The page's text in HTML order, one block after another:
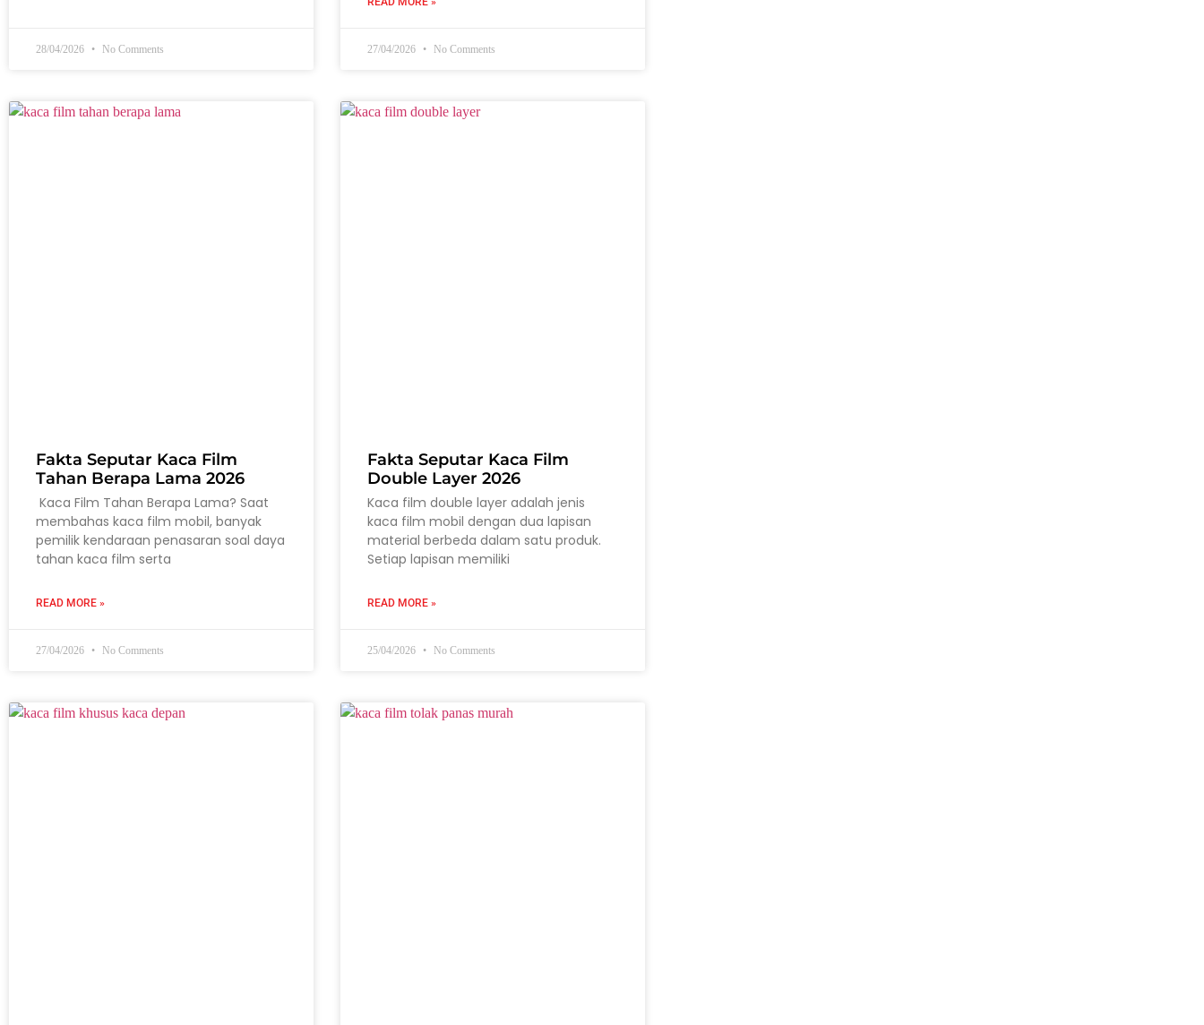
28/04/2026 No Comments 27/04/2026 No Comments
Fakta Seputar Kaca Film
Tahan Berapa Lama 2026
Kaca Film Tahan Berapa Lama? Saat
membahas kaca film mobil, banyak
pemilik kendaraan penasaran soal daya
tahan kaca film serta
READ MORE »
27/04/2026 No Comments
Fakta Seputar Kaca Film
Double Layer 2026
Kaca film double layer adalah jenis
kaca film mobil dengan dua lapisan
material berbeda dalam satu produk.
Setiap lapisan memiliki
READ MORE »
25/04/2026 No Comments